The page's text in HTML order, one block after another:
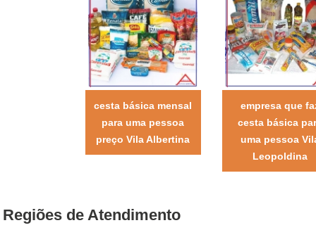
cesta básica mensal
para uma pessoa
preço Vila Albertina
empresa que
cesta básica
uma pessoa
Leopoldina
Regiões de Atendimento